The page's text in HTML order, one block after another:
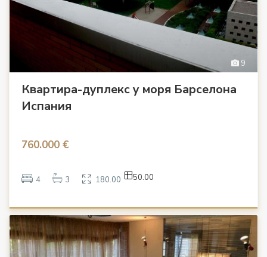
9
Квартира-дуплекс у моря Барселона
Испания
760.000 €
4 3 180.00 50.00